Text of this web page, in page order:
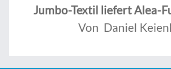
Jumbo-Textil liefert Alea-
Von Daniel